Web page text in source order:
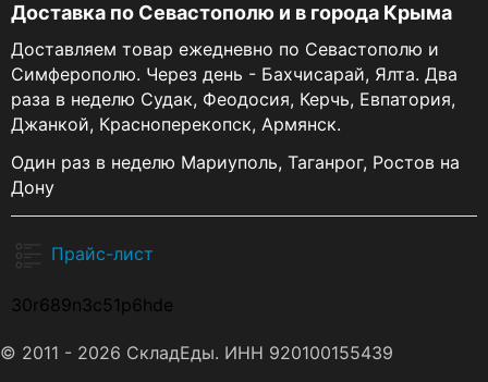
Доставка по Севастополю и в города Крыма
Доставляем товар ежедневно по Севастополю и
Симферополю. Через день - Бахчисарай, Ялта. Два
раза в неделю Судак, Феодосия, Керчь, Евпатория,
Джанкой, Красноперекопск, Армянск.
Один раз в неделю Мариуполь, Таганрог, Ростов на
Дону
Прайс-лист
30r689n3c51p6hde
© 2011 - 2026 СкладЕды. ИНН 920100155439